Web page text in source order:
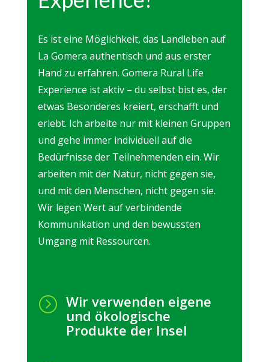
Es ist eine Möglichkeit, das Landleben auf
La Gomera authentisch und aus erster
Hand zu erfahren. Gomera Rural Life
Experience ist aktiv – du selbst bist es, der
etwas Besonderes kreiert, erschafft und
erlebt. Ich arbeite nur mit kleinen Gruppen
und gehe immer individuell auf die
Bedürfnisse der Teilnehmenden ein. Wir
arbeiten mit der Natur, nicht gegen sie,
und mit den Menschen, nicht gegen sie.
Wir legen Wert auf verbindende
Kommunikation und den bewussten
Umgang mit Ressourcen.
= Wir verwenden eigene
und ökologische
Produkte der Insel